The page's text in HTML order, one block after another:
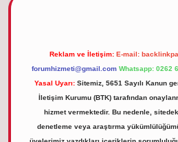
Reklam ve İletişim: E-mail:
forumhizmeti@gmail.com Whatsapp: 0262
Yasal Uyarı: Sitemiz, 5651 Sayılı Kanun
İletişim Kurumu (BTK) tarafından
hizmet vermektedir. Bu nedenle,
denetleme veya araştırma